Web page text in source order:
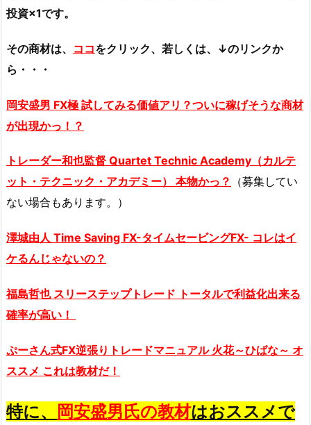
投資×1です。
その商材は、 ココをクリック、若しくは、↓のリンクか
ら・・・
岡安盛男 FX極 試してみる価値アリ？ついに稼げそうな商材
が出現かっ！？
トレーダー和也監督 Quartet Technic Academy（カルテ
ット・テクニック・アカデミー） 本物かっ？
（募集してい
ない場合もあります。）
澤城由人 Time Saving FX-タイムセービングFX- コレはイ
ケるんじゃないの？
福島哲也 スリーステップトレード トータルで利益化出来る
確率が高い！
ぷーさん式FX逆張りトレードマニュアル 火花～ひばな～ オ
ススメ これは教材だ！
特に、 岡安盛男氏の教材はおススメで